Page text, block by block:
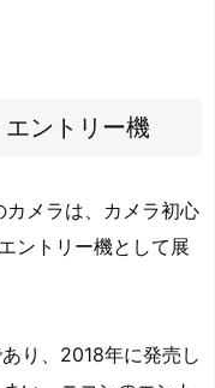
ントリー機
メラは、カメラ初心
ントリー機として展
り、2018年に発売し